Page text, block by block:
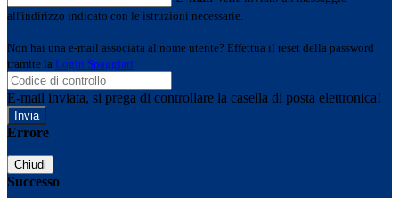
all'indirizzo indicato con le istruzioni necessarie.
Non hai una e-mail associata al nome utente? Effettua il reset della password
tramite la Login Spaggiari
E-mail inviata, si prega di controllare la casella di posta elettronica!
Errore
Chiudi
Successo